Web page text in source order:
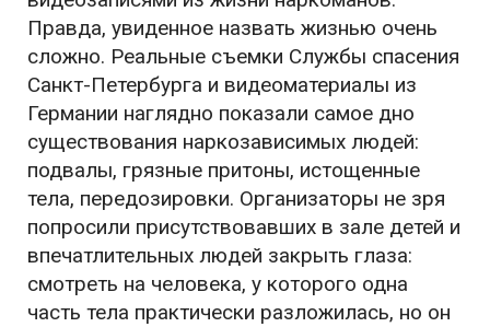
Правда, увиденное назвать жизнью очень
сложно. Реальные съемки Службы спасения
Санкт-Петербурга и видеоматериалы из
Германии наглядно показали самое дно
существования наркозависимых людей:
подвалы, грязные притоны, истощенные
тела, передозировки. Организаторы не зря
попросили присутствовавших в зале детей и
впечатлительных людей закрыть глаза:
смотреть на человека, у которого одна
часть тела практически разложилась, но он